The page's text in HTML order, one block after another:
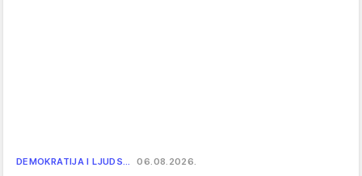
DEMOKRATIJA I LJUDS… 06.08.2026.